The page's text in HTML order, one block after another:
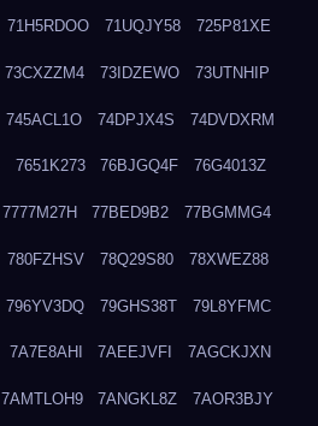
71H5RDOO 71UQJY58 725P81XE
73CXZZM4 73IDZEWO 73UTNHIP
745ACL1O 74DPJX4S 74DVDXRM
7651K273 76BJGQ4F 76G4013Z
7777M27H 77BED9B2 77BGMMG4
780FZHSV 78Q29S80 78XWEZ88
796YV3DQ 79GHS38T 79L8YFMC
7A7E8AHI 7AEEJVFI 7AGCKJXN
7AMTLOH9 7ANGKL8Z 7AOR3BJY